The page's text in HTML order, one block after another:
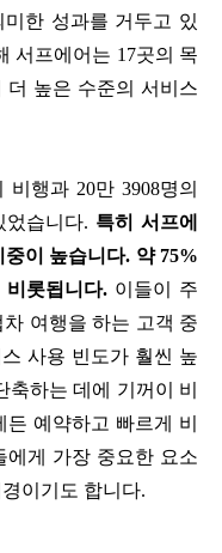
한 성과를 거두고 있
서프에어는 17곳의 목
더 높은 수준의 서비스
행과 20만 3908명의
습니다. 특히 서프에
이 높습니다. 약 75%
롯됩니다. 이들이 주
여행을 하는 고객 중
사용 빈도가 훨씬 높
하는 데에 기꺼이 비
예약하고 빠르게 비
에게 가장 중요한 요소
이기도 합니다.